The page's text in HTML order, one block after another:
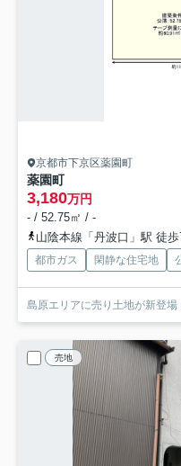
京都市下京区薬園町
薬園町
3,180万円
- / 52.75㎡ / -
山陰本線「丹波口」駅 徒
都市ガス 閑静な住宅地
島原エリアに売り土地が新登
売地